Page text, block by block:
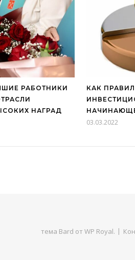
РАБОТНИКИ
НАГРАД
КАК
03.03.2022
тема Bard от WP Royal.